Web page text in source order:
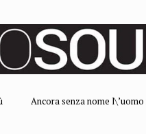
Ancora senza nome